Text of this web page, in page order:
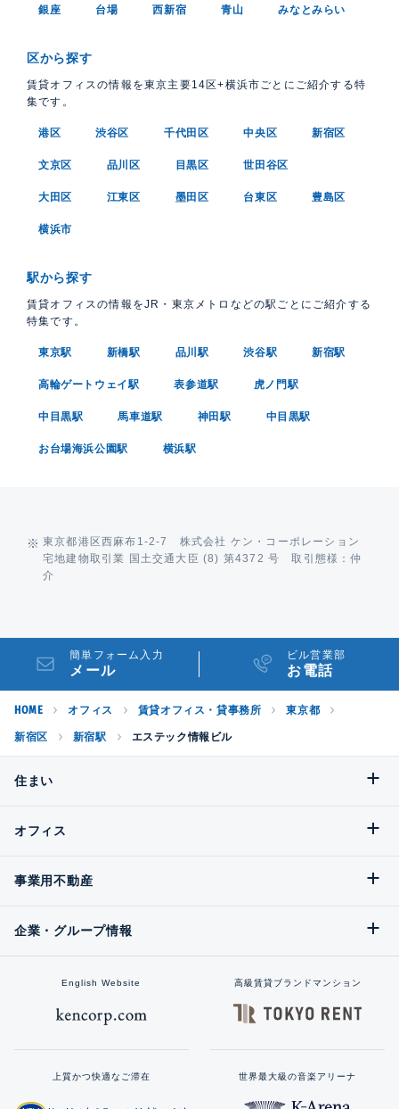
銀座 台場 西新宿 青山 みなとみらい
区から探す
賃貸オフィスの情報を東京主要14区+横浜市ごとにご紹介する特
集です。
港区 渋谷区 千代田区 中央区 新宿区
文京区 品川区 目黒区 世田谷区
大田区 江東区 墨田区 台東区 豊島区
横浜市
駅から探す
賃貸オフィスの情報をJR・東京メトロなどの駅ごとにご紹介する
特集です。
東京駅 新橋駅 品川駅 渋谷駅 新宿駅
高輪ゲートウェイ駅 表参道駅 虎ノ門駅
中目黒駅 馬車道駅 神田駅 中目黒駅
お台場海浜公園駅 横浜駅
東京都港区西麻布1-2-7 株式会社 ケン・コーポレーション
宅地建物取引業 国土交通大臣 (8) 第4372 号 取引態様：仲
介
簡単フォーム入力
メール
ビル営業部
お電話
HOME オフィス 賃貸オフィス・貸事務所 東京都
新宿区 新宿駅 エステック情報ビル
住まい
オフィス
事業用不動産
企業・グループ情報
English Website 高級賃貸ブランドマンション
上質かつ快適なご滞在 世界最大級の音楽アリーナ